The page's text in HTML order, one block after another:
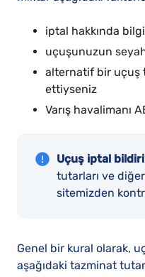
iptal hakkında
uçuşunuzun
alternatif bir uçuş
ettiyseniz
Varış havalimanı
Uçuş iptal
tutarları ve diğer
sitemizden
Genel bir kural olarak,
aşağıdaki tazminat